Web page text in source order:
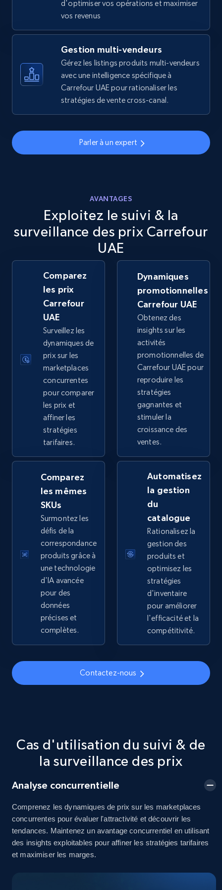
URL, Final price, Sku, Currency, Gtin,
more.
5.6K+ 875+ Commencer
URL, Final price, Sku, Currency, Gtin,
Specifications, Image urls, Top reviews, and
TikTok Shop
URL, Title, Available, Description, Currency, Initial
price, Final price, Discount percent, and more.
5.4K+ Commencer
URL, Title, Available, Description, Currency, Initial
price, Final price, Discount percent, and more.
5.4K+ 667+ Commencer
TikTok Shop - Collect TikTok shop products
URL, Title, Available, Description, Currency, Initial
price, Final price, Discount percent, and more.
5.4K+ Commencer
TikTok Shop - discover records by shop url
URL, Title, Available, Description, Currency, Initial
price, Final price, Discount percent, and more.
5.4K+ Commencer
Seller id, URL, Seller name, Description, Detailed
eBay
Seller reviews, Breadcrumbs, Root category, and
2.5K+ 359+ Commencer
d'optimiser vos opérations et maximiser
vos revenus
Gestion multi-vendeurs
Gérez les listings produits multi-vendeurs
avec une intelligence spécifique à
Carrefour UAE pour rationaliser les
stratégies de vente cross-canal.
Parler à un expert
AVANTAGES
Exploitez le suivi & la
surveillance des prix Carrefour
UAE
Comparez
les prix
Carrefour
UAE
Surveillez les
dynamiques de
prix sur les
marketplaces
concurrentes
pour comparer
les prix et
affiner les
stratégies
tarifaires.
Dynamiques
promotionnelles
Carrefour UAE
Obtenez des
insights sur les
activités
promotionnelles de
Carrefour UAE pour
reproduire les
stratégies
gagnantes et
stimuler la
croissance des
ventes.
Comparez
les mêmes
SKUs
Surmontez les
défis de la
correspondance
produits grâce à
une technologie
d'IA avancée
pour des
données
précises et
complètes.
Automatisez
la gestion
du
catalogue
Rationalisez la
gestion des
produits et
optimisez les
stratégies
d'inventaire
pour améliorer
l'efficacité et la
compétitivité.
Contactez-nous
Cas d'utilisation du suivi & de
la surveillance des prix
Analyse concurrentielle
Comprenez les dynamiques de prix sur les marketplaces
concurrentes pour évaluer l'attractivité et découvrir les
tendances. Maintenez un avantage concurrentiel en utilisant
des insights exploitables pour affiner les stratégies tarifaires
et maximiser les marges.